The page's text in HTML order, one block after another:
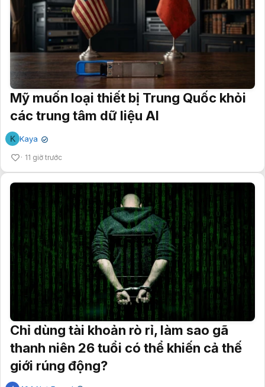
Mỹ muốn loại thiết bị Trung Quốc khỏi
các trung tâm dữ liệu AI
K Kaya ✔
11 giờ trước
Chỉ dùng tài khoản rò rỉ, làm sao gã
thanh niên 26 tuổi có thể khiến cả thế
giới rúng động?